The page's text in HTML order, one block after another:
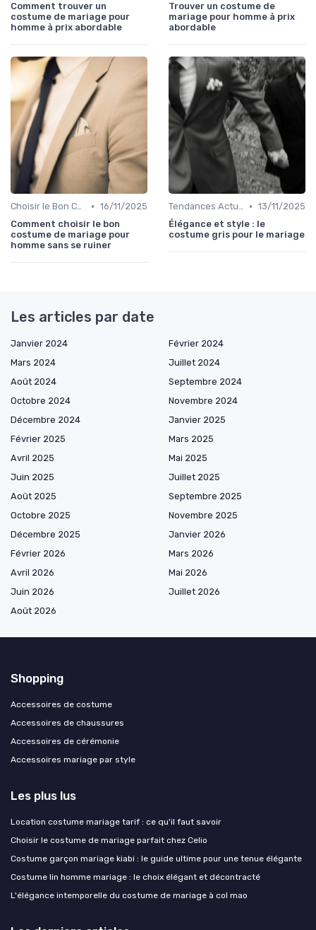
Comment trouver un
costume de mariage pour
homme à prix abordable
Trouver un costume de
mariage pour homme à prix
abordable
Choisir le Bon Costume • 16/11/2025
Comment choisir le bon
costume de mariage pour
homme sans se ruiner
Tendances Actuelles • 13/11/2025
Élégance et style : le
costume gris pour le mariage
Les articles par date
Janvier 2024
Février 2024
Mars 2024
Juillet 2024
Août 2024
Septembre 2024
Octobre 2024
Novembre 2024
Décembre 2024
Janvier 2025
Février 2025
Mars 2025
Avril 2025
Mai 2025
Juin 2025
Juillet 2025
Août 2025
Septembre 2025
Octobre 2025
Novembre 2025
Décembre 2025
Janvier 2026
Février 2026
Mars 2026
Avril 2026
Mai 2026
Juin 2026
Juillet 2026
Août 2026
Shopping
Accessoires de costume
Accessoires de chaussures
Accessoires de cérémonie
Accessoires mariage par style
Les plus lus
Location costume mariage tarif : ce qu'il faut savoir
Choisir le costume de mariage parfait chez Celio
Costume garçon mariage kiabi : le guide ultime pour une tenue élégante
Costume lin homme mariage : le choix élégant et décontracté
L'élégance intemporelle du costume de mariage à col mao